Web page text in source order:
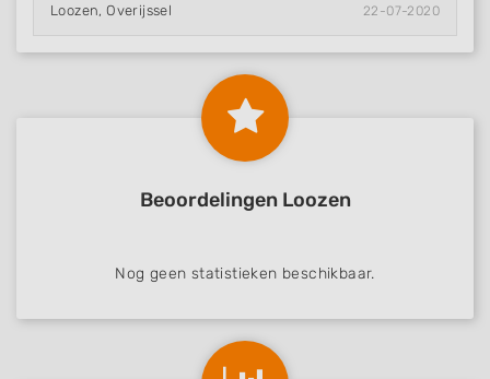
Loozen, Overijssel 22-07-2020
Beoordelingen Loozen
Nog geen statistieken beschikbaar.